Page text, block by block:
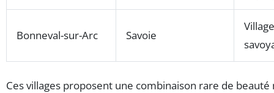
Bonneval-sur-Arc Savoie
Ces villages proposent une combinaison rare de